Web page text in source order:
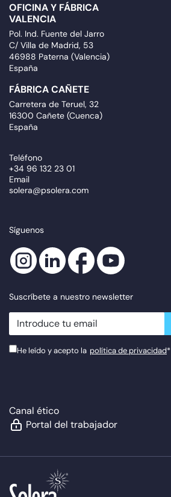
OFICINA Y FÁBRICA
VALENCIA
Pol. Ind. Fuente del Jarro
C/ Villa de Madrid, 53
46988 Paterna (Valencia)
España
FÁBRICA CAÑETE
Carretera de Teruel, 32
16300 Cañete (Cuenca)
España
Teléfono
+34 96 132 23 01
Email
solera@psolera.com
Síguenos
Suscríbete a nuestro newsletter
newsletter.suscribe
He leído y acepto la política de privacidad*
Canal ético
Portal del trabajador